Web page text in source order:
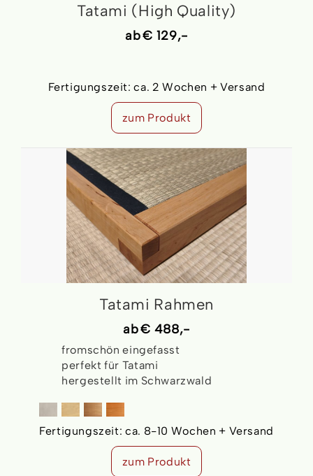
Tatami (High Quality)
ab€ 129,-
Fertigungszeit:ca. 2 Wochen + Versand
zum Produkt
Tatami Rahmen
ab€ 488,-
fromschön eingefasst
perfekt für Tatami
hergestellt im Schwarzwald
Fertigungszeit: ca. 8-10 Wochen + Versand
zum Produkt